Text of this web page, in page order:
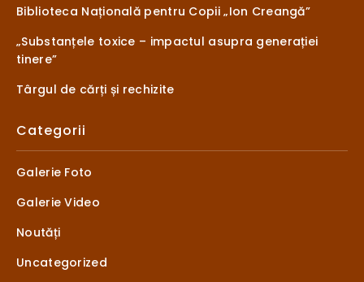
Biblioteca Națională pentru Copii „Ion Creangă”
„Substanțele toxice – impactul asupra generației
tinere”
Târgul de cărți și rechizite
Categorii
Galerie Foto
Galerie Video
Noutăți
Uncategorized